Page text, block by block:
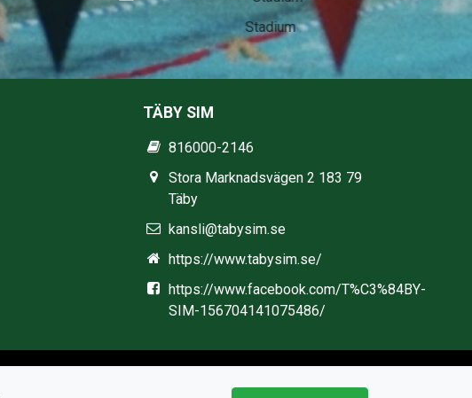
Stadium
TÄBY SIM
816000-2146
Stora Marknadsvägen 2 183 79
Täby
kansli@tabysim.se
https://www.tabysim.se/
https://www.facebook.com/T%C3%84BY-
SIM-156704141075486/